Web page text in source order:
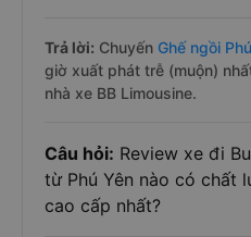
Trả lời: Chuyến Ghế ngồi
giờ xuất phát trễ (muộn)
nhà xe BB Limousine.
Câu hỏi: Review xe đi
từ Phú Yên nào có chất
cao cấp nhất?